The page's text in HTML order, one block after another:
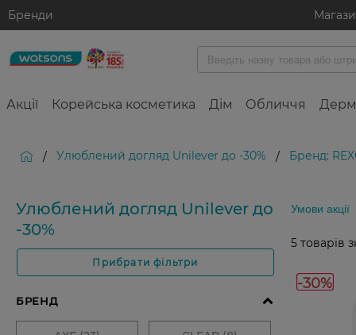
Бренди
Акції Корейська косметика Дім Обличчя
/ Улюблений догляд Unilever до -30% / Бренд:
Улюблений догляд Unilever до
-30%
Прибрати фільтри
Умови акції
5 товарів
-30%